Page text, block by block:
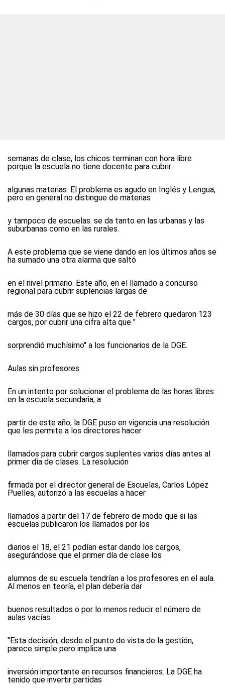
semanas de clase, los chicos terminan con hora libre
porque la escuela no tiene docente para cubrir
algunas materias. El problema es agudo en Inglés y Lengua,
pero en general no distingue de materias
y tampoco de escuelas: se da tanto en las urbanas y las
suburbanas como en las rurales.
A este problema que se viene dando en los últimos años se
ha sumado una otra alarma que saltó
en el nivel primario. Este año, en el llamado a concurso
regional para cubrir suplencias largas de
más de 30 días que se hizo el 22 de febrero quedaron 123
cargos, por cubrir una cifra alta que "
sorprendió muchísimo" a los funcionarios de la DGE.
Aulas sin profesores
En un intento por solucionar el problema de las horas libres
en la escuela secundaria, a
partir de este año, la DGE puso en vigencia una resolución
que les permite a los directores hacer
llamados para cubrir cargos suplentes varios días antes al
primer día de clases. La resolución
firmada por el director general de Escuelas, Carlos López
Puelles, autorizó a las escuelas a hacer
llamados a partir del 17 de febrero de modo que si las
escuelas publicaron los llamados por los
diarios el 18, el 21 podían estar dando los cargos,
asegurándose que el primer día de clase los
alumnos de su escuela tendrían a los profesores en el aula.
Al menos en teoría, el plan debería dar
buenos resultados o por lo menos reducir el número de
aulas vacías.
"Esta decisión, desde el punto de vista de la gestión,
parece simple pero implica una
inversión importante en recursos financieros. La DGE ha
tenido que invertir partidas